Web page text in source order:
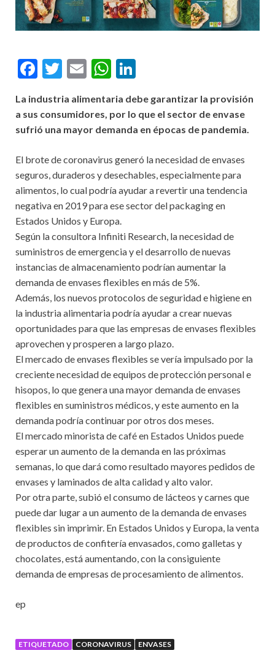
F
e
b
o
k
T
itt
er
E
ai
l
W
at
s
p
p
ke
dI
La industria alimentaria debe garantizar la provisión
a sus consumidores, por lo que el sector de envase
sufrió una mayor demanda en épocas de pandemia.
El brote de coronavirus generó la necesidad de envases
seguros, duraderos y desechables, especialmente para
alimentos, lo cual podría ayudar a revertir una tendencia
negativa en 2019 para ese sector del packaging en
Estados Unidos y Europa.
Según la consultora Infiniti Research, la necesidad de
suministros de emergencia y el desarrollo de nuevas
instancias de almacenamiento podrían aumentar la
demanda de envases flexibles en más de 5%.
Además, los nuevos protocolos de seguridad e higiene en
la industria alimentaria podría ayudar a crear nuevas
oportunidades para que las empresas de envases flexibles
aprovechen y prosperen a largo plazo.
El mercado de envases flexibles se vería impulsado por la
creciente necesidad de equipos de protección personal e
hisopos, lo que genera una mayor demanda de envases
flexibles en suministros médicos, y este aumento en la
demanda podría continuar por otros dos meses.
El mercado minorista de café en Estados Unidos puede
esperar un aumento de la demanda en las próximas
semanas, lo que dará como resultado mayores pedidos de
envases y laminados de alta calidad y alto valor.
Por otra parte, subió el consumo de lácteos y carnes que
puede dar lugar a un aumento de la demanda de envases
flexibles sin imprimir. En Estados Unidos y Europa, la venta
de productos de confitería envasados, como galletas y
chocolates, está aumentando, con la consiguiente
demanda de empresas de procesamiento de alimentos.
ep
ETIQUETADO CORONAVIRUS ENVASES